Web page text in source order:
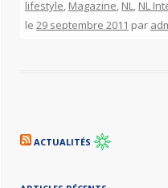
lifestyle, Magazine, NL, NL
le 29 septembre 2011 par
ACTUALITÉS